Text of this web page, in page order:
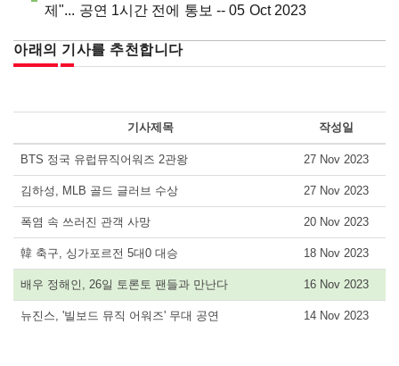
제"... 공연 1시간 전에 통보 -- 05 Oct 2023
아래의 기사를 추천합니다
기사제목 작성일
BTS 정국 유럽뮤직어워즈 2관왕 27 Nov 2023
김하성, MLB 골드 글러브 수상 27 Nov 2023
폭염 속 쓰러진 관객 사망 20 Nov 2023
韓 축구, 싱가포르전 5대0 대승 18 Nov 2023
배우 정해인, 26일 토론토 팬들과 만난다 16 Nov 2023
뉴진스, '빌보드 뮤직 어워즈' 무대 공연 14 Nov 2023